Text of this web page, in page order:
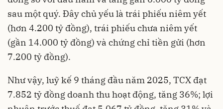
sau một quý. Đây chủ yếu là trái phiếu niêm yết
(hơn 4.200 tỷ đồng), trái phiếu chưa niêm yết
(gần 14.000 tỷ đồng) và chứng chỉ tiền gửi (hơn
7.200 tỷ đồng).
Như vậy, luỹ kế 9 tháng đầu năm 2025, TCX đạt
7.852 tỷ đồng doanh thu hoạt động, tăng 36%; lợi